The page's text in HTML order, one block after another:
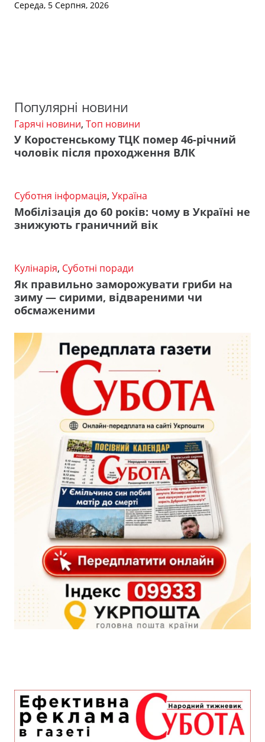
Середа, 5 Серпня, 2026
Популярні новини
Гарячі новини, Топ новини
У Коростенському ТЦК помер 46-річний
чоловік після проходження ВЛК
Суботня інформація, Україна
Мобілізація до 60 років: чому в Україні не
знижують граничний вік
Кулінарія, Суботні поради
Як правильно заморожувати гриби на
зиму — сирими, відвареними чи
обсмаженими